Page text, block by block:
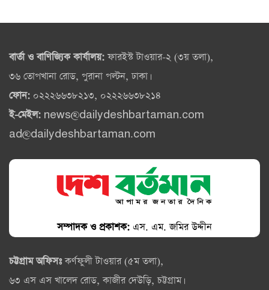
বার্তা ও বাণিজ্যিক কার্যালয়:ফারইস্ট টাওয়ার-২ (৩য় তলা),
৩৬ তোপখানা রোড, পুরানা পল্টন, ঢাকা।
ফোন: ০২২২৬৬৩৮২১৩, ০২২২৬৬৩৮২১৪
ই-মেইল: news@dailydeshbartaman.com
ad@dailydeshbartaman.com
সম্পাদক ও প্রকাশক: এস. এম. জমির উদ্দীন
চট্টগ্রাম অফিসঃকর্ণফুলী টাওয়ার (৫ম তলা),
৬৩ এস এস খালেদ রোড, কাজীর দেউড়ি, চট্টগ্রাম।